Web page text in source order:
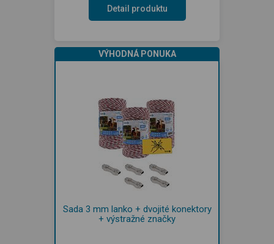
Detail produktu
VÝHODNÁ PONUKA
Sada 3 mm lanko + dvojité konektory
+ výstražné značky